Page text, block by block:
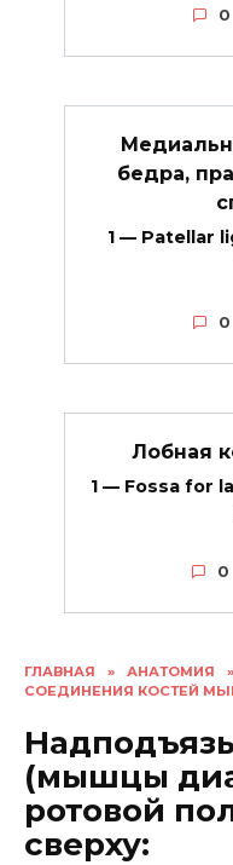
ГЛАВНАЯ » АНАТОМИЯ »
СОЕДИНЕНИЯ КОСТЕЙ
(мышцы
ротовой
сверху:
0
бедра,
1 — Patellar
0
Лобная
1 — Fossa for
0